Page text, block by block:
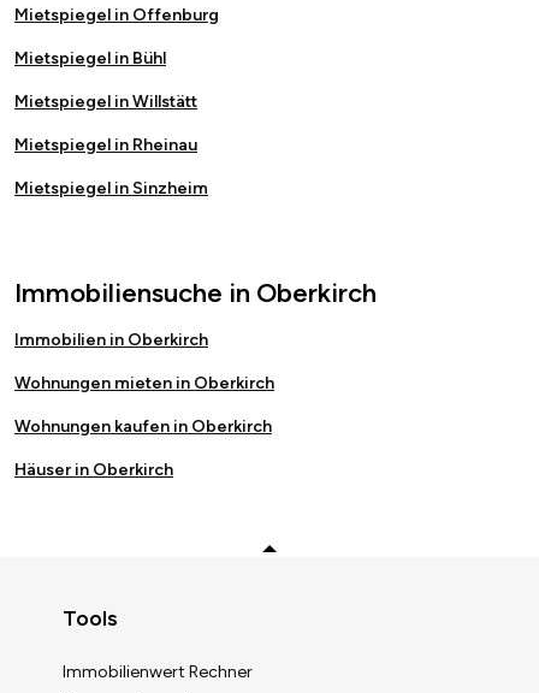
Mietspiegel in Offenburg
Mietspiegel in Bühl
Mietspiegel in Willstätt
Mietspiegel in Rheinau
Mietspiegel in Sinzheim
Immobiliensuche in Oberkirch
Immobilien in Oberkirch
Wohnungen mieten in Oberkirch
Wohnungen kaufen in Oberkirch
Häuser in Oberkirch
Tools
Immobilienwert Rechner